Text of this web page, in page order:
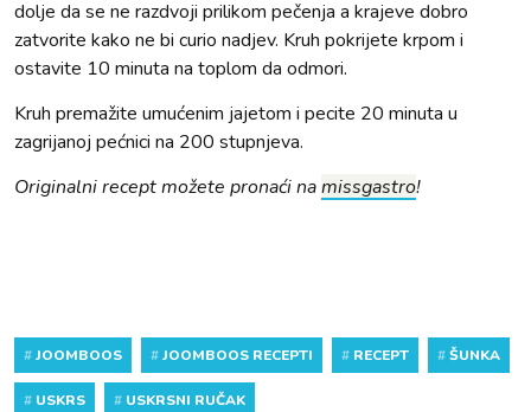
dolje da se ne razdvoji prilikom pečenja a krajeve dobro
zatvorite kako ne bi curio nadjev. Kruh pokrijete krpom i
ostavite 10 minuta na toplom da odmori.
Kruh premažite umućenim jajetom i pecite 20 minuta u
zagrijanoj pećnici na 200 stupnjeva.
Originalni recept možete pronaći namissgastro!
#JOOMBOOS #JOOMBOOS RECEPTI # RECEPT #ŠUNKA
# USKRS # USKRSNI RUČAK